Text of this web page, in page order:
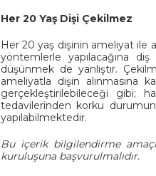
Her 20 Yaş Dişi Çekilmez
Her 20 yaş dişinin ameliyat ile
yöntemlerle yapılacağına
düşünmek de yanlıştır.
ameliyatla dişin alınmasına
gerçekleştirilebileceği gibi;
tedavilerinden korku
yapılabilmektedir.
Bu içerik bilgilendirme
kuruluşuna başvurulmalıdır.